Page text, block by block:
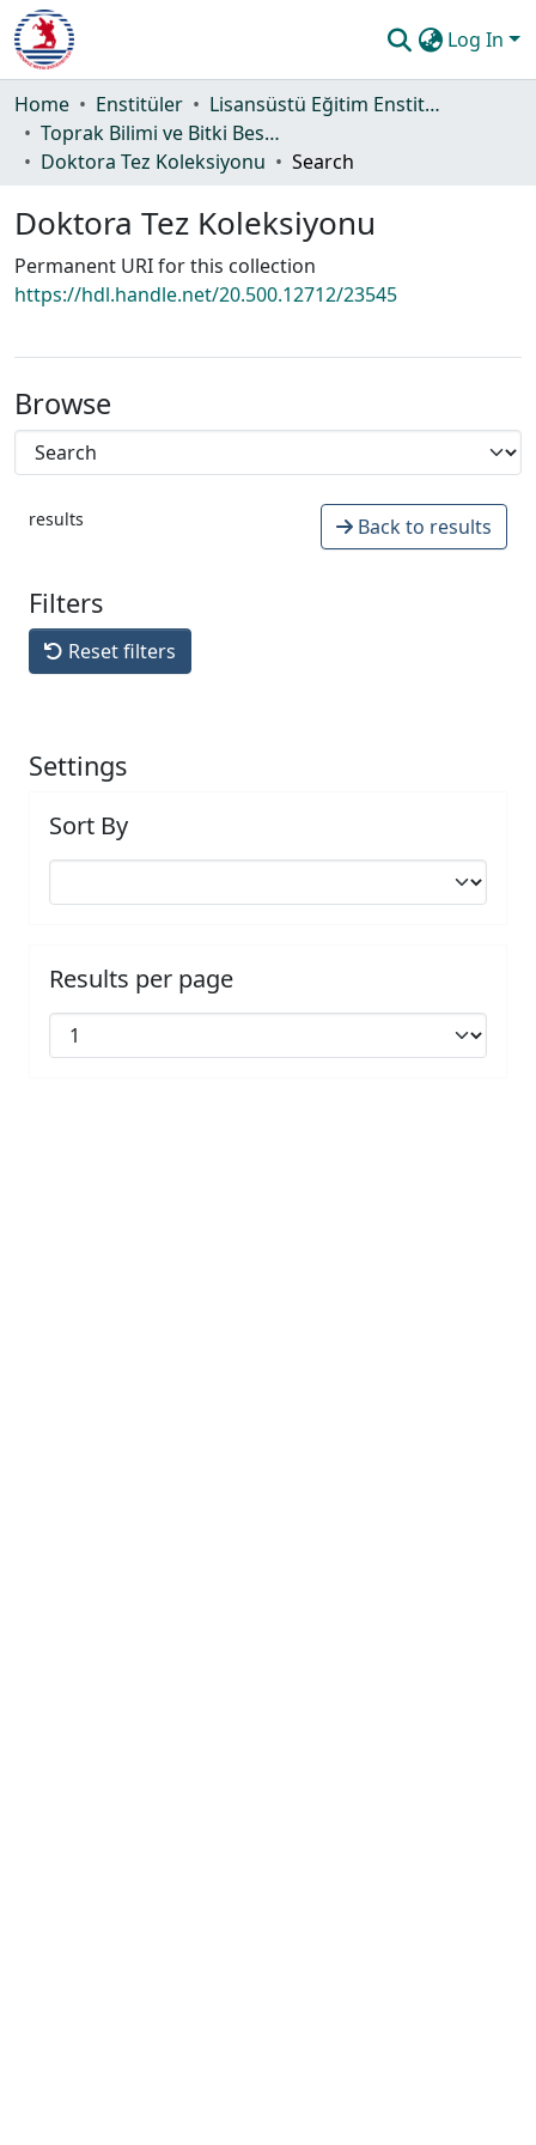
Log In
Communities & Collections
All of DSpace
Home Enstitüler
Lisansüstü Eğitim Enstitüsü
Toprak Bilimi ve Bitki Besleme Ana Bilim Dalı
Doktora Tez Koleksiyonu
Search
Doktora Tez Koleksiyonu
Permanent URI for this collection
https://hdl.handle.net/20.500.12712/23545
Browse
results Back to results
Filters
Reset filters
Settings
Sort By
Results per page